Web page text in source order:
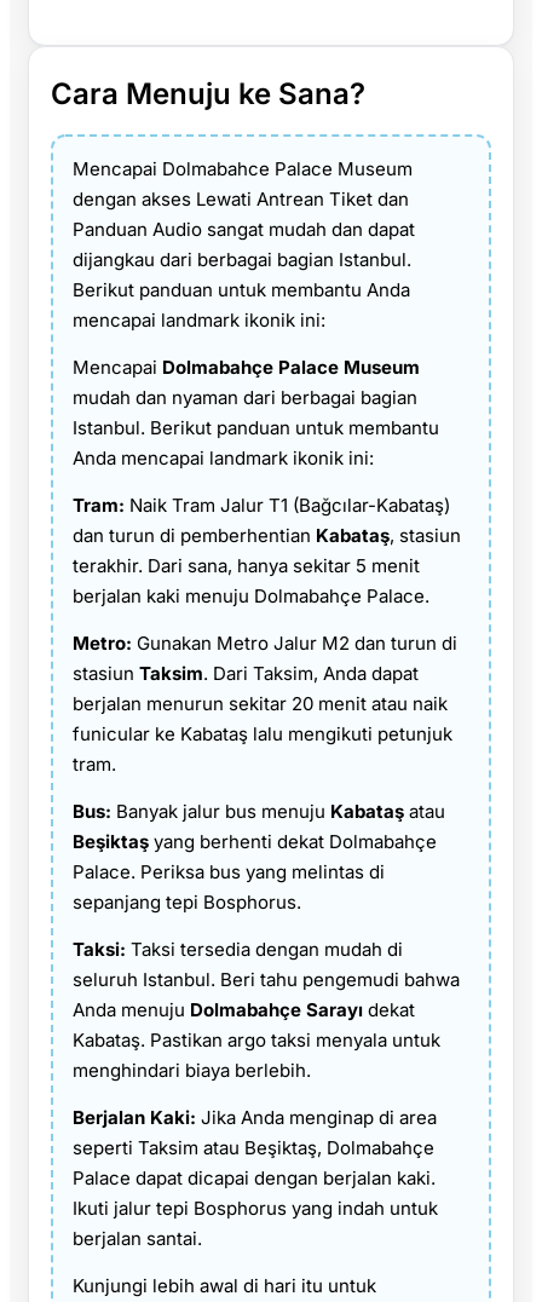
Cara Menuju ke Sana?
Mencapai Dolmabahce Palace Museum
dengan akses Lewati Antrean Tiket dan
Panduan Audio sangat mudah dan dapat
dijangkau dari berbagai bagian Istanbul.
Berikut panduan untuk membantu Anda
mencapai landmark ikonik ini:
Mencapai Dolmabahçe Palace Museum
mudah dan nyaman dari berbagai bagian
Istanbul. Berikut panduan untuk membantu
Anda mencapai landmark ikonik ini:
Tram: Naik Tram Jalur T1 (Bağcılar-Kabataş)
dan turun di pemberhentian Kabataş, stasiun
terakhir. Dari sana, hanya sekitar 5 menit
berjalan kaki menuju Dolmabahçe Palace.
Metro: Gunakan Metro Jalur M2 dan turun di
stasiun Taksim. Dari Taksim, Anda dapat
berjalan menurun sekitar 20 menit atau naik
funicular ke Kabataş lalu mengikuti petunjuk
tram.
Bus: Banyak jalur bus menuju Kabataş atau
Beşiktaş yang berhenti dekat Dolmabahçe
Palace. Periksa bus yang melintas di
sepanjang tepi Bosphorus.
Taksi: Taksi tersedia dengan mudah di
seluruh Istanbul. Beri tahu pengemudi bahwa
Anda menuju Dolmabahçe Sarayı dekat
Kabataş. Pastikan argo taksi menyala untuk
menghindari biaya berlebih.
Berjalan Kaki: Jika Anda menginap di area
seperti Taksim atau Beşiktaş, Dolmabahçe
Palace dapat dicapai dengan berjalan kaki.
Ikuti jalur tepi Bosphorus yang indah untuk
berjalan santai.
Kunjungi lebih awal di hari itu untuk